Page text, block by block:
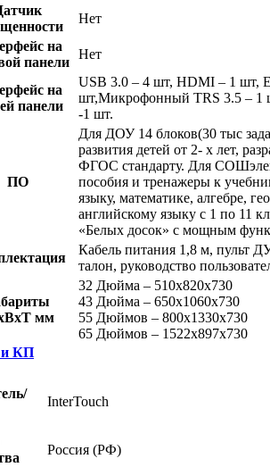
Нет
на
панели
Нет
на
панели
USB 3.0 – 4 шт, HDMI – 1 шт,
шт,Микрофонный TRS 3.5 – 1
-1 шт.
ПО
Для ДОУ 14 блоков(30 тыс
развития детей от 2- х лет,
ФГОС стандарту. Для
пособия и тренажеры к
языку, математике, алгебре,
английскому языку с 1 по 11
«Белых досок» с мощным
Кабель питания 1,8 м, пульт
талон, руководство
мм
32 Дюйма – 510х820х730
43 Дюйма – 650х1060х730
55 Дюймов – 800х1330х730
65 Дюймов – 1522х897х730
КП
InterTouch
Россия (РФ)